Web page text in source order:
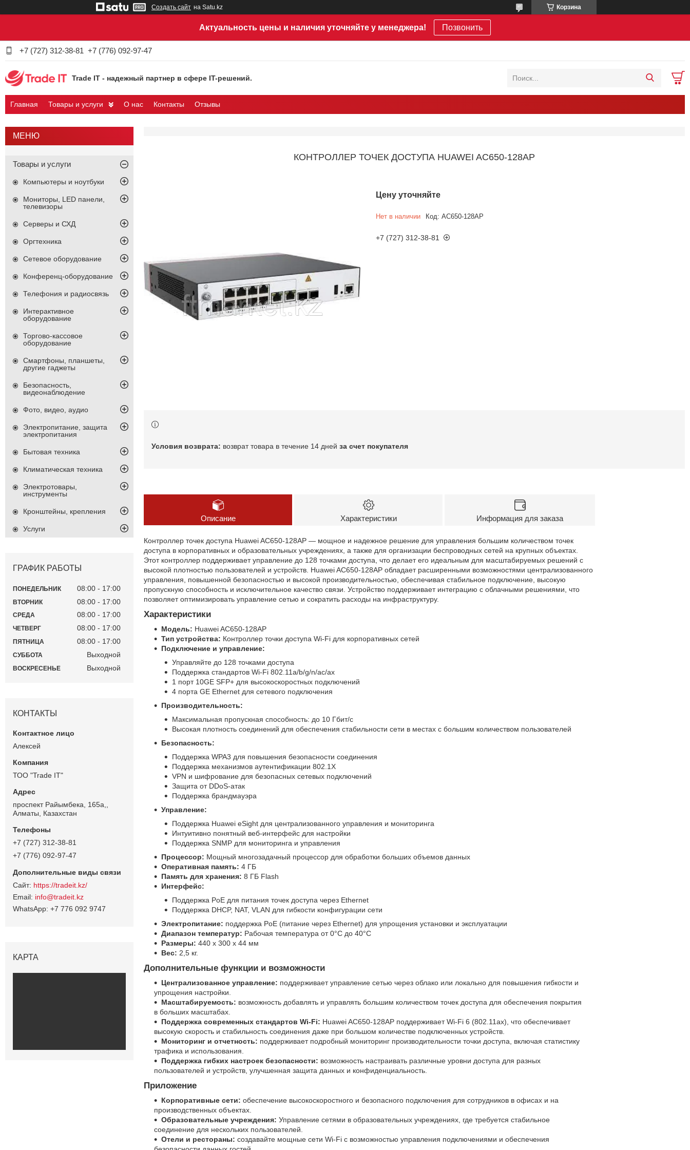
Создать сайт на Satu.kz Корзина
Актуальность цены и наличия уточняйте у менеджера! Позвонить
+7 (727) 312-38-81 +7 (776) 092-97-47
Trade IT - надежный партнер в сфере IT-решений.
Главная Товары и услуги О нас Контакты Отзывы
КОНТРОЛЛЕР ТОЧЕК ДОСТУПА HUAWEI AC650-128AP
Цену уточняйте
Нет в наличии Код: AC650-128AP
+7 (727) 312-38-81
возврат товара в течение 14 дней за счет покупателя
Описание Характеристики Информация для заказа
Контроллер точек доступа Huawei AC650-128AP — мощное и надежное решение для управления большим количеством точек
доступа в корпоративных и образовательных учреждениях, а также для организации беспроводных сетей на крупных объектах.
Этот контроллер поддерживает управление до 128 точками доступа, что делает его идеальным для масштабируемых решений с
высокой плотностью пользователей и устройств. Huawei AC650-128AP обладает расширенными возможностями централизованного
управления, повышенной безопасностью и высокой производительностью, обеспечивая стабильное подключение, высокую
пропускную способность и исключительное качество связи. Устройство поддерживает интеграцию с облачными решениями, что
позволяет оптимизировать управление сетью и сократить расходы на инфраструктуру.
Характеристики
Модель: Huawei AC650-128AP
Тип устройства: Контроллер точки доступа Wi-Fi для корпоративных сетей
Подключение и управление:
Управляйте до 128 точками доступа
Поддержка стандартов Wi-Fi 802.11a/b/g/n/ac/ax
1 порт 10GE SFP+ для высокоскоростных подключений
4 порта GE Ethernet для сетевого подключения
Производительность:
Максимальная пропускная способность: до 10 Гбит/с
Высокая плотность соединений для обеспечения стабильности сети в местах с большим количеством пользователей
Безопасность:
Поддержка WPA3 для повышения безопасности соединения
Поддержка механизмов аутентификации 802.1X
VPN и шифрование для безопасных сетевых подключений
Защита от DDoS-атак
Поддержка брандмауэра
Управление:
Поддержка Huawei eSight для централизованного управления и мониторинга
Интуитивно понятный веб-интерфейс для настройки
Поддержка SNMP для мониторинга и управления
Процессор: Мощный многозадачный процессор для обработки больших объемов данных
Оперативная память: 4 ГБ
Память для хранения: 8 ГБ Flash
Интерфейс:
Поддержка PoE для питания точек доступа через Ethernet
Поддержка DHCP, NAT, VLAN для гибкости конфигурации сети
Электропитание: поддержка PoE (питание через Ethernet) для упрощения установки и эксплуатации
Диапазон температур: Рабочая температура от 0°C до 40°C
Размеры: 440 x 300 x 44 мм
Вес: 2,5 кг.
Дополнительные функции и возможности
Централизованное управление: поддерживает управление сетью через облако или локально для повышения гибкости и
упрощения настройки.
Масштабируемость: возможность добавлять и управлять большим количеством точек доступа для обеспечения покрытия
в больших масштабах.
Поддержка современных стандартов Wi-Fi: Huawei AC650-128AP поддерживает Wi-Fi 6 (802.11ax), что обеспечивает
высокую скорость и стабильность соединения даже при большом количестве подключенных устройств.
Мониторинг и отчетность: поддерживает подробный мониторинг производительности точки доступа, включая статистику
трафика и использования.
Поддержка гибких настроек безопасности: возможность настраивать различные уровни доступа для разных
пользователей и устройств, улучшенная защита данных и конфиденциальность.
Приложение
Корпоративные сети: обеспечение высокоскоростного и безопасного подключения для сотрудников в офисах и на
производственных объектах.
Образовательные учреждения: Управление сетями в образовательных учреждениях, где требуется стабильное
соединение для нескольких пользователей.
Отели и рестораны: создавайте мощные сети Wi-Fi с возможностью управления подключениями и обеспечения
Товары и услуги
Компьютеры и ноутбуки
Мониторы, LED панели,
телевизоры
Серверы и СХД
Оргтехника
Сетевое оборудование
Конференц-оборудование
Телефония и радиосвязь
Интерактивное
оборудование
Торгово-кассовое
оборудование
Смартфоны, планшеты,
другие гаджеты
Безопасность,
видеонаблюдение
Фото, видео, аудио
Электропитание, защита
электропитания
Бытовая техника
Климатическая техника
Электротовары,
инструменты
Кронштейны, крепления
Услуги
ГРАФИК РАБОТЫ
ПОНЕДЕЛЬНИК 08:00 17:00
ВТОРНИК 08:00 17:00
СРЕДА 08:00 17:00
ЧЕТВЕРГ 08:00 17:00
ПЯТНИЦА 08:00 17:00
СУББОТА Выходной
ВОСКРЕСЕНЬЕ Выходной
КОНТАКТЫ
Алексей
ТОО "Trade IT"
проспект Райымбека, 165а,,
Алматы, Казахстан
+7 (727) 312-38-81
+7 (776) 092-97-47
https://tradeit.kz/
info@tradeit.kz
+7 776 092 9747
КАРТА